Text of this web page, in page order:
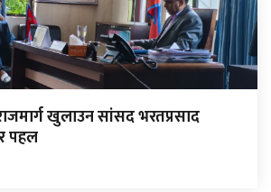
खुलाउन सांसद भरतप्रसाद
पहल